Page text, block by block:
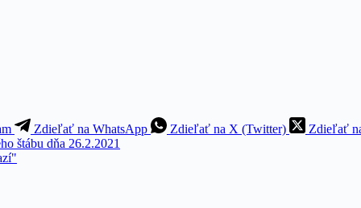
Zdieľať na WhatsApp Zdieľať na X (Twitter)
Zdieľať
štábu dňa 26.2.2021